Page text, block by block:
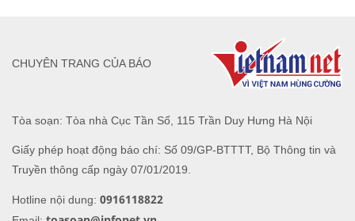
Tòa soạn: Tòa nhà Cục Tần Số, 115 Trần Duy Hưng Hà Nội
Giấy phép hoạt động báo chí: Số 09/GP-BTTTT, Bộ Thông tin và
Truyền thông cấp ngày 07/01/2019.
Hotline nội dung: 0916118822
CHUYÊN TRANG CỦA BÁO